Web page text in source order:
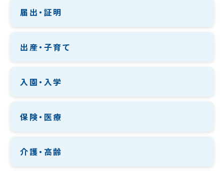
届出・証明
出産・子育て
入園・入学
保険・医療
介護・高齢